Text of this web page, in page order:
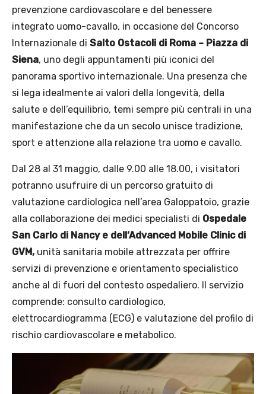
prevenzione cardiovascolare e del benessere
integrato uomo-cavallo, in occasione del Concorso
Internazionale di Salto Ostacoli di Roma – Piazza di
Siena, uno degli appuntamenti più iconici del
panorama sportivo internazionale. Una presenza che
si lega idealmente ai valori della longevità, della
salute e dell’equilibrio, temi sempre più centrali in una
manifestazione che da un secolo unisce tradizione,
sport e attenzione alla relazione tra uomo e cavallo.
Dal 28 al 31 maggio, dalle 9.00 alle 18.00, i visitatori
potranno usufruire di un percorso gratuito di
valutazione cardiologica nell’area Galoppatoio, grazie
alla collaborazione dei medici specialisti di Ospedale
San Carlo di Nancy e dell’Advanced Mobile Clinic di
GVM, unità sanitaria mobile attrezzata per offrire
servizi di prevenzione e orientamento specialistico
anche al di fuori del contesto ospedaliero. Il servizio
comprende: consulto cardiologico,
elettrocardiogramma (ECG) e valutazione del profilo di
rischio cardiovascolare e metabolico.